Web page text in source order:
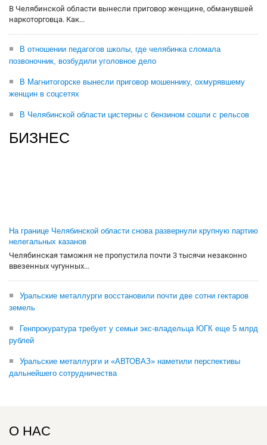
В Челябинской области вынесли приговор женщине, обманувшей
наркоторговца. Как...
В отношении педагогов школы, где челябинка сломала
позвоночник, возбудили уголовное дело
В Магнитогорске вынесли приговор мошеннику, охмурявшему
женщин в соцсетях
В Челябинской области цистерны с бензином сошли с рельсов
БИЗНЕС
На границе Челябинской области снова развернули крупную партию
нелегальных казанов
Челябинская таможня не пропустила почти 3 тысячи незаконно
ввезенных чугунных...
Уральские металлурги восстановили почти две сотни гектаров
земель
Генпрокуратура требует у семьи экс-владельца ЮГК еще 5 млрд
рублей
Уральские металлурги и «АВТОВАЗ» наметили перспективы
дальнейшего сотрудничества
О НАС